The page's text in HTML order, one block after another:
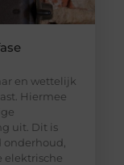
en wettelijk
Hiermee
uit. Dit is
elektrische